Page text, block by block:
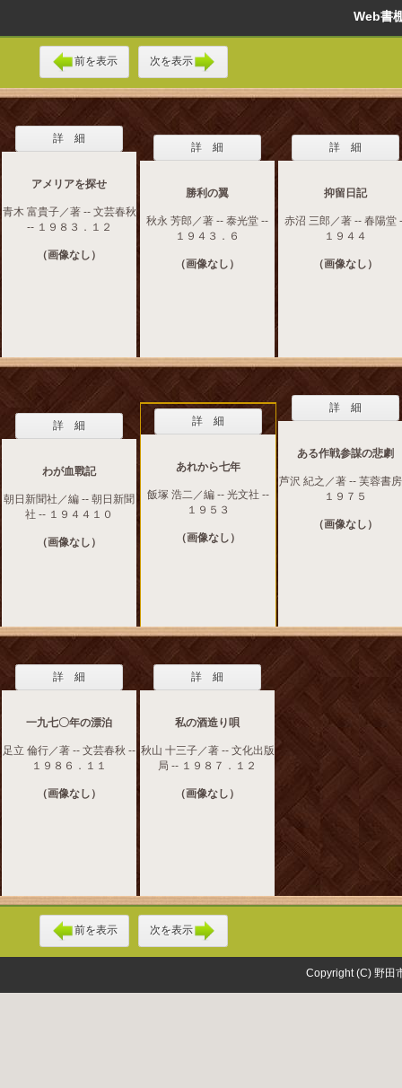
Web
前を表示 次を表示
詳 細
アメリアを探せ
青木 富貴子／著 -- 文芸春秋
-- １９８３．１２
（画像なし）
詳 細
勝利の翼
秋永 芳郎／著 -- 泰光堂 --
１９４３．６
（画像なし）
詳 細
抑留日記
赤沼 三郎／著 -- 春陽堂
１９４４
（画像なし）
詳 細
わが血戰記
朝日新聞社／編 -- 朝日新聞
社 -- １９４４１０
（画像なし）
詳 細
あれから七年
飯塚 浩二／編 -- 光文社 --
１９５３
（画像なし）
詳 細
ある作戦参謀の悲劇
芦沢 紀之／著 -- 芙蓉書
１９７５
（画像なし）
詳 細
一九七〇年の漂泊
足立 倫行／著 -- 文芸春秋 --
１９８６．１１
（画像なし）
詳 細
私の酒造り唄
秋山 十三子／著 -- 文化出版
局 -- １９８７．１２
（画像なし）
前を表示 次を表示
Copyright (C) 野田